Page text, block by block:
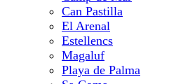
Can Pastilla
El Arenal
Estellencs
Magaluf
Playa de Palma